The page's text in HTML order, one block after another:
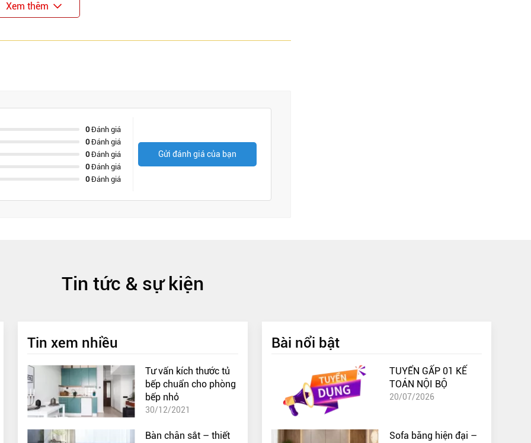
tại nhà
vòi rửa bát không bị gập hoặc đầu chờ quá cao.
thuận lợi, bạn cần chuẩn bị các dụng cục sau:
vòi rửa bát trong khoảng 5 phút để xả nước. Điều này giúp vệ sinh
chảy mượt mà qua vòi sau khi lắp đặt.
các bụi bẩn xung quanh vòi rửa bát. Điều này giúp loại bỏ tạp
Xem thêm
0Đánh giá
0Đánh giá
0Đánh giá
0Đánh giá
0Đánh giá
Gửi đánh giá của bạn
Tin tức & sự kiện
Tin xem nhiều
Tư vấn kích thước tủ
bếp chuẩn cho phòng
bếp nhỏ
30/12/2021
Bàn chân sắt – thiết
Bài nổi bật
TUYỂN GẤP 01 KẾ
TOÁN NỘI BỘ
20/07/2026
Sofa băng hiện đại –